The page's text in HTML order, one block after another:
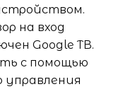
на вход
Google ТВ.
с помощью